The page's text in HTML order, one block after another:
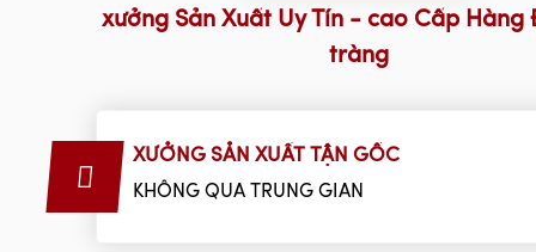
xưởng Sản Xuất Uy Tín - cao Cấp Hàng
tràng
XƯỞNG SẢN XUẤT TẬN GỐC
KHÔNG QUA TRUNG GIAN